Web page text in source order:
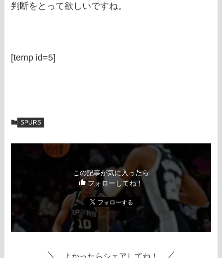
判断をとって欲しいですね。
[temp id=5]
SPURS
この記事が気に入ったら
フォローしてね！
よかったらシェアしてね！